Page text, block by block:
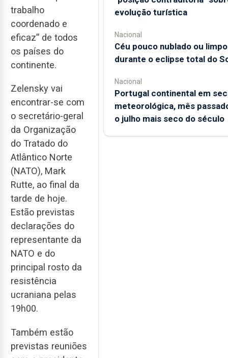
trabalho
coordenado e
eficaz” de todos
os países do
continente.
Zelensky vai
encontrar-se com
o secretário-geral
da Organização
do Tratado do
Atlântico Norte
(NATO), Mark
Rutte, ao final da
tarde de hoje.
Estão previstas
declarações do
representante da
NATO e do
principal rosto da
resistência
ucraniana pelas
19h00.
Também estão
previstas reuniões
evolução turística
Nacional
Céu pouco nublado ou limpo
durante o eclipse total do
Nacional
Portugal continental em
meteorológica, mês
o julho mais seco do século